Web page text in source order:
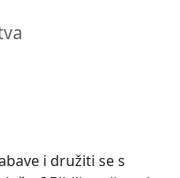
i družiti se s